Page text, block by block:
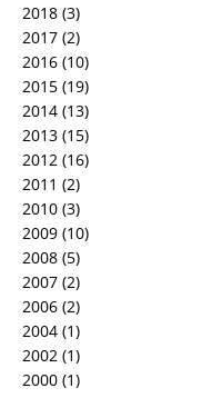
2018 (3)
2017 (2)
2016 (10)
2015 (19)
2014 (13)
2013 (15)
2012 (16)
2011 (2)
2010 (3)
2009 (10)
2008 (5)
2007 (2)
2006 (2)
2004 (1)
2002 (1)
2000 (1)